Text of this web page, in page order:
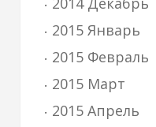
2015 Январь
2015 Февраль
2015 Март
2015 Апрель